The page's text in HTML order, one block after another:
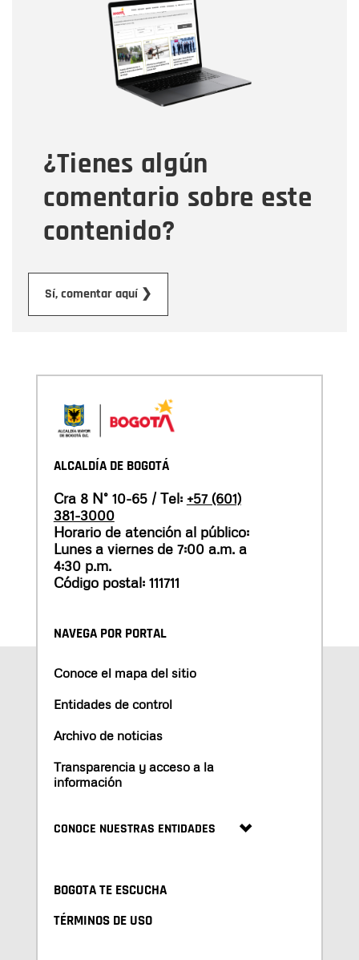
¿Tienes algún
comentario sobre este
contenido?
Sí, comentar aquí ❯
Correo electrónico
Tipo de comentario
Mensaje
ALCALDÍA DE BOGOTÁ
Cra 8 N° 10-65 / Tel: +57 (601)
381-3000
Horario de atención al público:
Lunes a viernes de 7:00 a.m. a
4:30 p.m.
Código postal: 111711
NAVEGA POR PORTAL
Conoce el mapa del sitio
Entidades de control
Archivo de noticias
Transparencia y acceso a la
información
CONOCE NUESTRAS ENTIDADES
BOGOTA TE ESCUCHA
TÉRMINOS DE USO